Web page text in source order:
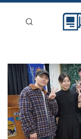
新聞稿分類
登入
刊登